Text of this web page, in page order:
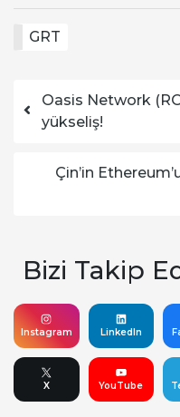
GRT
Yazı
Oasis Network
yükseliş!
Çin’in
Bizi Takip
Instagram LinkedIn
X YouTube